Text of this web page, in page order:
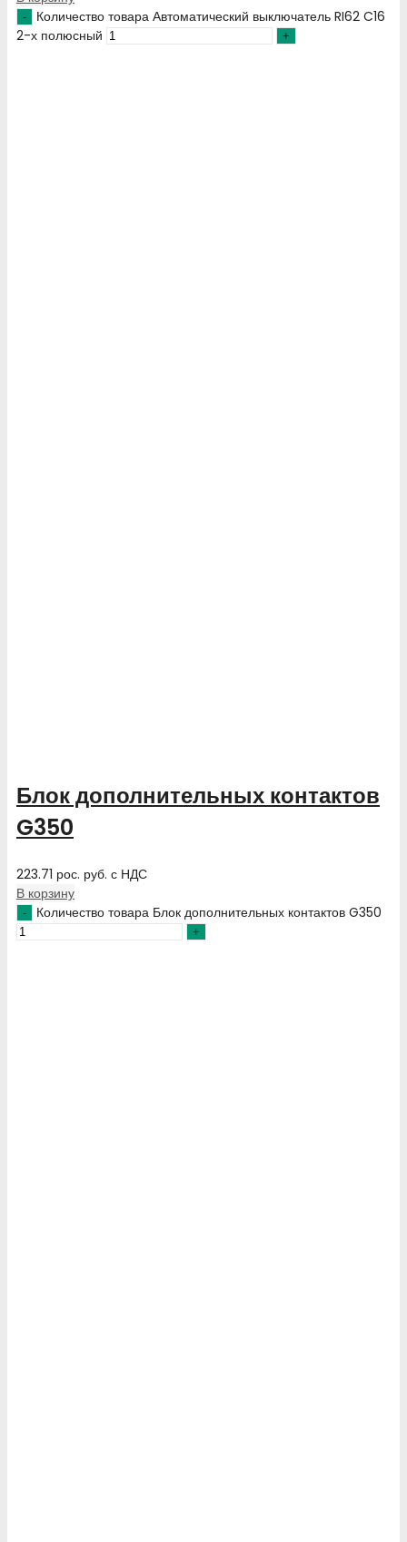
Количество товара Автоматический выключатель RI62 C16
2-х полюсный
Блок дополнительных контактов
G350
223.71 рос. руб. с НДС
В корзину
Количество товара Блок дополнительных контактов G350